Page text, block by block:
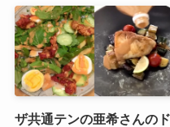
ザ共通テンの亜希さんのド